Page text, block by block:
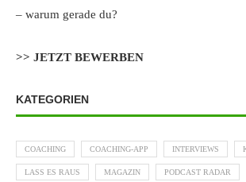
– warum gerade du?
>> JETZT BEWERBEN
KATEGORIEN
COACHING COACHING-APP INTERVIEWS
LASS ES RAUS MAGAZIN PODCAST RADAR